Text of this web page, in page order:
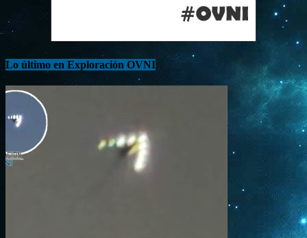
Lo último en Exploración OVNI